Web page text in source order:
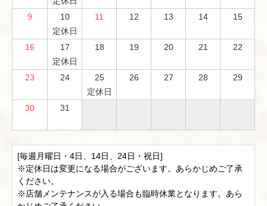
9
10
定休日
11 12 13 14 15
16
17
定休日
18 19 20 21 22
23 24
25
定休日
26 27 28 29
30 31
[毎週月曜日・4日、14日、24日・祝日]
※定休日は変更になる場合がございます。あらかじめご了承
ください。
※店舗メンテナンスが入る場合も臨時休業となります。あら